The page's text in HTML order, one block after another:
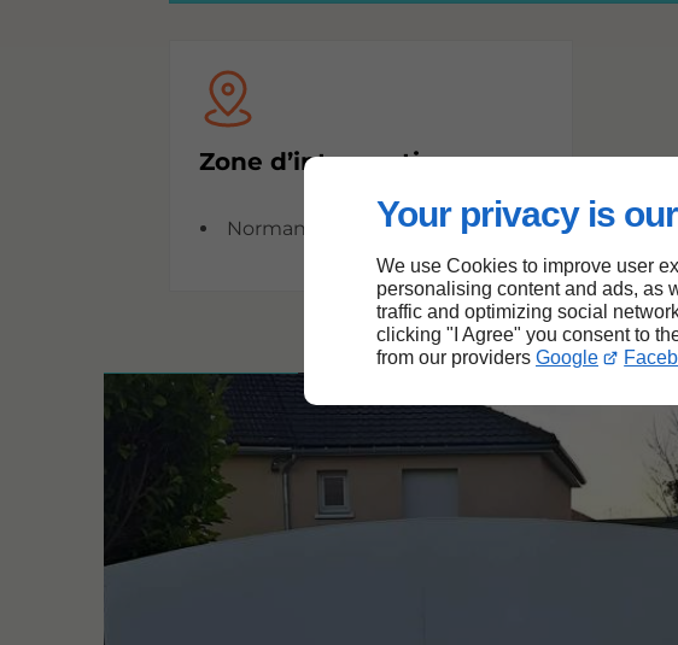
Your privacy is
We use Cookies to improve user
personalising content and ads, as
traffic and optimizing social
clicking "I Agree" you consent to
from our providers Google
Zone d’intervention
Normandie